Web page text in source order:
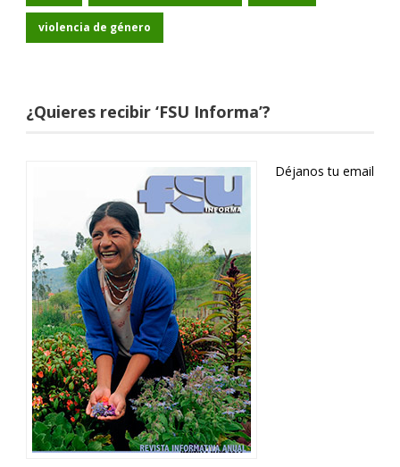
violencia de género
¿Quieres recibir ‘FSU Informa’?
Déjanos tu email